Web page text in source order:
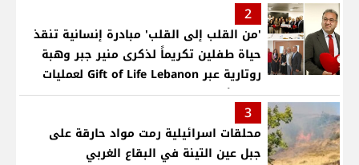
2
'من القلب إلى القلب' مبادرة إنسانية تنقذ
حياة طفلين تكريماً لذكرى منير جبر وهبة
روتارية عبر Gift of Life Lebanon لعمليات
قلب لأطفال في مستشفى حمود الجامعي
3
محلقات اسرائيلية رمت مواد حارقة على
جبل عين التينة في البقاع الغربي